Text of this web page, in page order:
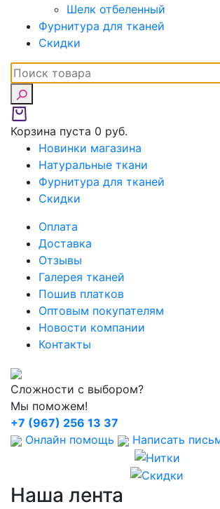
Шелк отбеленный
Фурнитура для тканей
Скидки
Корзина пуста 0 руб.
Новинки магазина
Натуральные ткани
Фурнитура для тканей
Скидки
Оплата
Доставка
Отзывы
Галерея тканей
Пошив платков
Оптовым покупателям
Новости компании
Контакты
Сложности с выбором?
Мы поможем!
+7 (967) 256 13 37
Онлайн помощь
Написать письмо
Наша лента